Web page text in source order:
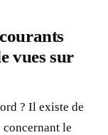
vues sur
? Il existe de
le